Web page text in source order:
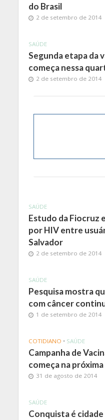
do Brasil
2 de setembro de 2014
SAÚDE
Segunda etapa da
começa nessa
2 de setembro de 2014
SAÚDE
Estudo da Fiocruz
por HIV entre
Salvador
2 de setembro de 2014
SAÚDE
Pesquisa mostra
com câncer
1 de setembro de 2014
COTIDIANO • SAÚDE
Campanha de
começa na próxima
31 de agosto de 2014
SAÚDE
Conquista é